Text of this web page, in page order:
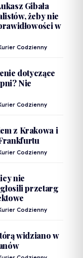
Gibała
żeby nie
w
Codzienny
dotyczące
Nie
Codzienny
z Krakowa i
Codzienny
nie
przetarg
Codzienny
widziano w